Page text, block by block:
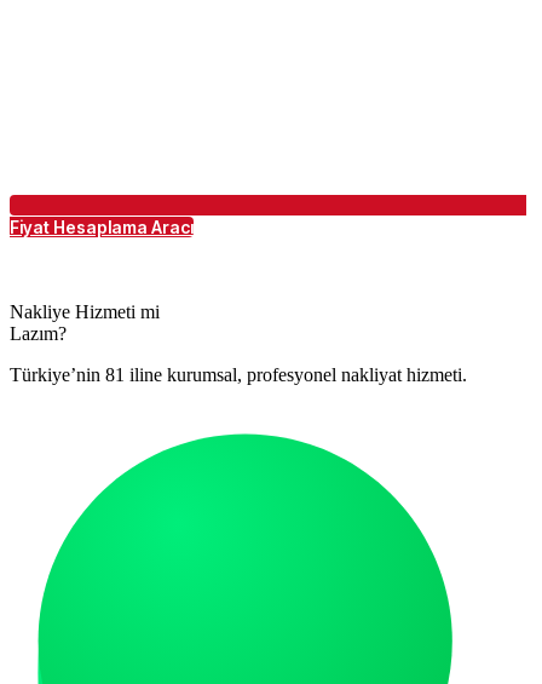
Fiyat Hesaplama Aracı
Nakliye Hizmeti mi
Lazım?
Türkiye’nin 81 iline kurumsal, profesyonel nakliyat hizmeti.